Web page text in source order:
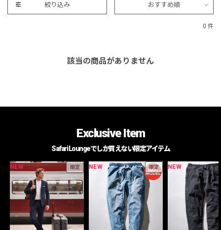
絞り込み おすすめ順
0 件
該当の商品がありません
Exclusive Item
Safari Loungeでしか買えない限定アイテム
NEW 限定 NEW 限定 NEW